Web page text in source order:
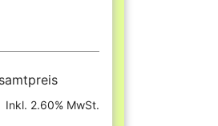
Inkl. 2.60% MwSt.